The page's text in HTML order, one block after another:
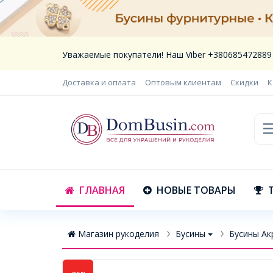
Уважаемые покупатели! Наш Viber
Доставка и оплата Оптовым клиентам Скидки
ГЛАВНАЯ НОВЫЕ ТОВАРЫ
Магазин рукоделия Бусины Бусины